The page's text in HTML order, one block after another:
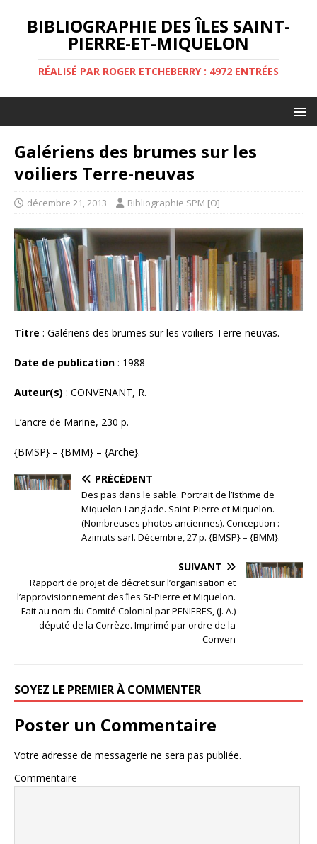
BIBLIOGRAPHIE DES ÎLES SAINT-
PIERRE-ET-MIQUELON
RÉALISÉ PAR ROGER ETCHEBERRY : 4972 ENTRÉES
Galériens des brumes sur les
voiliers Terre-neuvas
décembre 21, 2013 Bibliographie SPM [O]
Titre : Galériens des brumes sur les voiliers Terre-neuvas.
Date de publication : 1988
Auteur(s) : CONVENANT, R.
L’ancre de Marine, 230 p.
{BMSP} – {BMM} – {Arche}.
PRÉCÉDENT
Des pas dans le sable. Portrait de l’Isthme de
Miquelon-Langlade. Saint-Pierre et Miquelon.
(Nombreuses photos anciennes). Conception :
Azimuts sarl. Décembre, 27 p. {BMSP} – {BMM}.
SUIVANT
Rapport de projet de décret sur l’organisation et
l’approvisionnement des îles St-Pierre et Miquelon.
Fait au nom du Comité Colonial par PENIERES, (J. A.)
député de la Corrèze. Imprimé par ordre de la
Conven
SOYEZ LE PREMIER À COMMENTER
Poster un Commentaire
Votre adresse de messagerie ne sera pas publiée.
Commentaire